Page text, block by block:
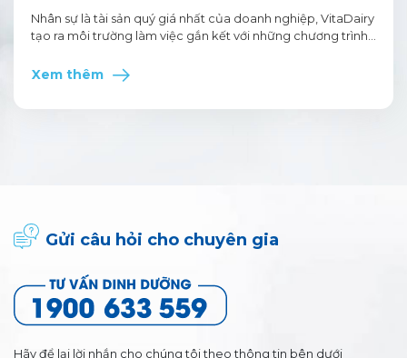
Award 2023
Nhân sự là tài sản quý giá nhất của doanh nghiệp, VitaDairy
tạo ra môi trường làm việc gắn kết với những chương trình
Xem thêm
Gửi câu hỏi cho chuyên gia
Hãy để lại lời nhắn cho chúng tôi theo thông tin bên dưới